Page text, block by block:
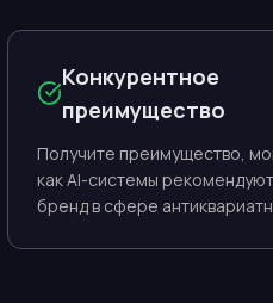
Конкурентное
преимущество
Получите преимущество,
как AI-системы
бренд в сфере